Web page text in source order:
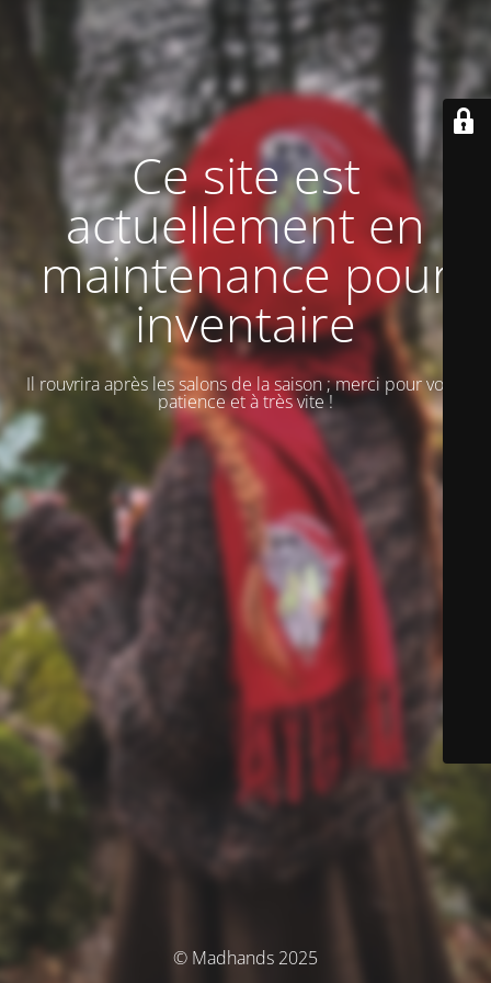
Ce site est
actuellement en
maintenance pour
inventaire
Il rouvrira après les salons de la saison ; merci pour votre
patience et à très vite !
© Madhands 2025